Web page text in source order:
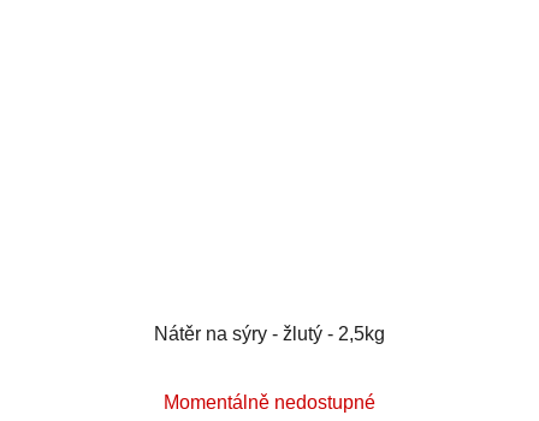
Nátěr na sýry - žlutý - 2,5kg
Momentálně nedostupné